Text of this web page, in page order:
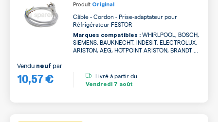
Produit Original
Câble - Cordon - Prise-adaptateur pour
Réfrigérateur FESTOR
Marques compatibles : WHIRLPOOL, BOSCH,
SIEMENS, BAUKNECHT, INDESIT, ELECTROLUX,
ARISTON, AEG, HOTPOINT ARISTON, BRANDT ...
10,57 €
Vendu neuf par
Livré à partir du
Vendredi 7 août